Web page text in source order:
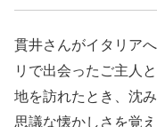
貫井さんがイタリア
リで出会ったご主人
地を訪れたとき、沈
思議な懐かしさを覚